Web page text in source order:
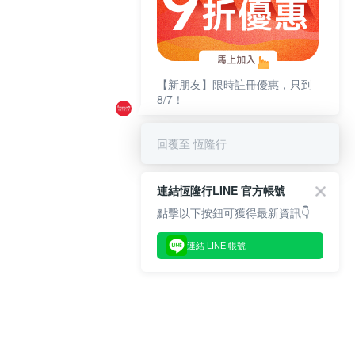
【新朋友】限時註冊優惠，只到
8/7！
回覆至 恆隆行
連結恆隆行LINE 官方帳號
點擊以下按鈕可獲得最新資訊👇
連結 LINE 帳號